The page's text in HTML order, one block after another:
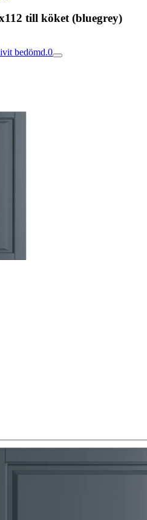
till köket (bluegrey)
bedömd.0